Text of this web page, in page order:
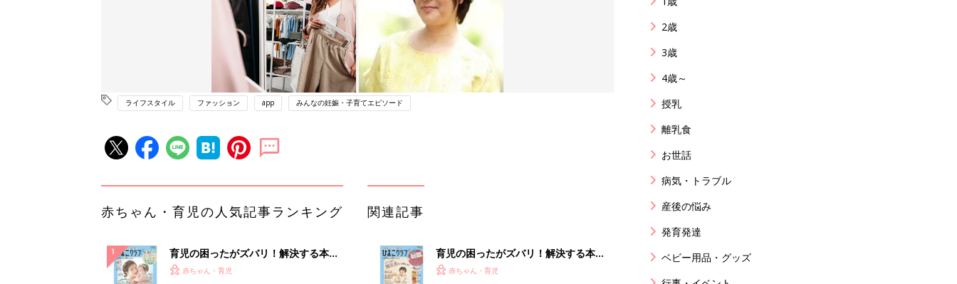
ライフスタイル ファッション app みんなの妊娠・子育てエピソード
赤ちゃん・育児の人気記事ランキング
育児の困ったがズバリ！解決する本
『ひよこクラブ 夏号』 4カ月～2才
赤ちゃん・育児
関連記事
育児の困ったがズバリ！解決する本
『ひよこクラブ 秋号』 4カ月～2才
赤ちゃん・育児
2歳
3歳
4歳～
授乳
離乳食
お世話
病気・トラブル
産後の悩み
発育発達
ベビー用品・グッズ